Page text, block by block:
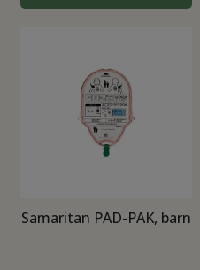
Samaritan PAD-PAK, barn